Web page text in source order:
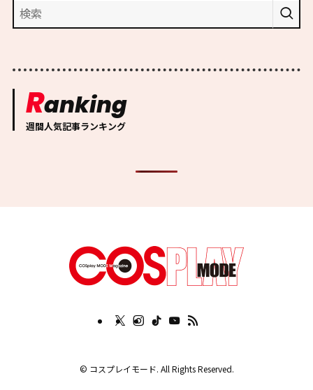
Ranking
週間人気記事ランキング
© コスプレイモード. All Rights Reserved.